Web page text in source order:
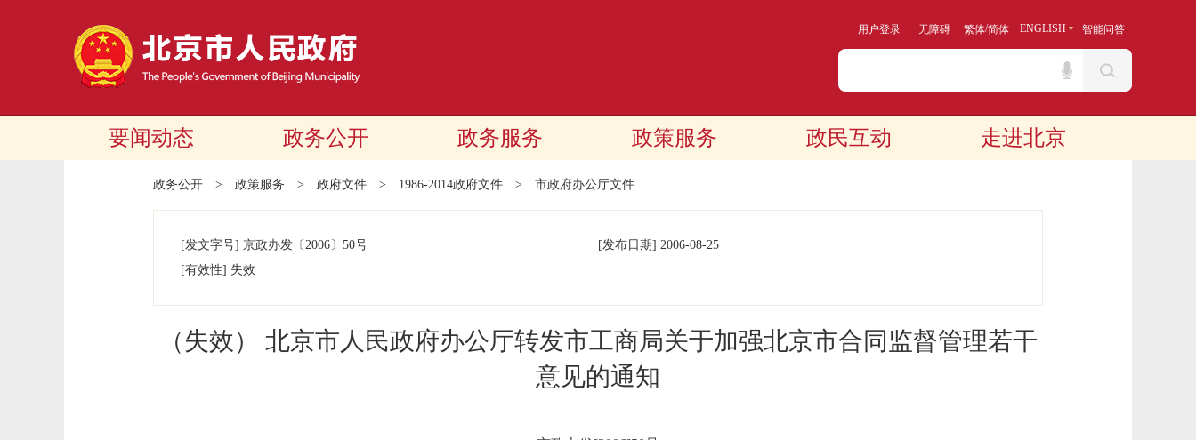
用户登录 无障碍 繁体/简体 ENGLISH 智能问答
要闻动态 政务公开 政务服务 政策服务 政民互动 走进北京
政务公开 > 政策服务 > 政府文件 > 1986-2014政府文件 > 市政府办公厅文件
[发文字号] 京政办发 〔2006〕 50号 [发布日期] 2006-08-25
[有效性] 失效
（失效） 北京市人民政府办公厅转发市工商局关于加强北京市合同监督管理若干
意见的通知